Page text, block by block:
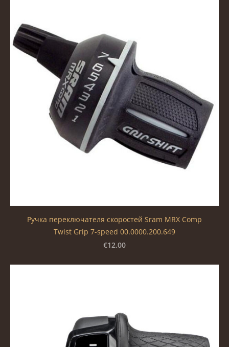
Ручка переключателя скоростей Sram MRX Comp
Twist Grip 7-speed 00.0000.200.649
€12.00